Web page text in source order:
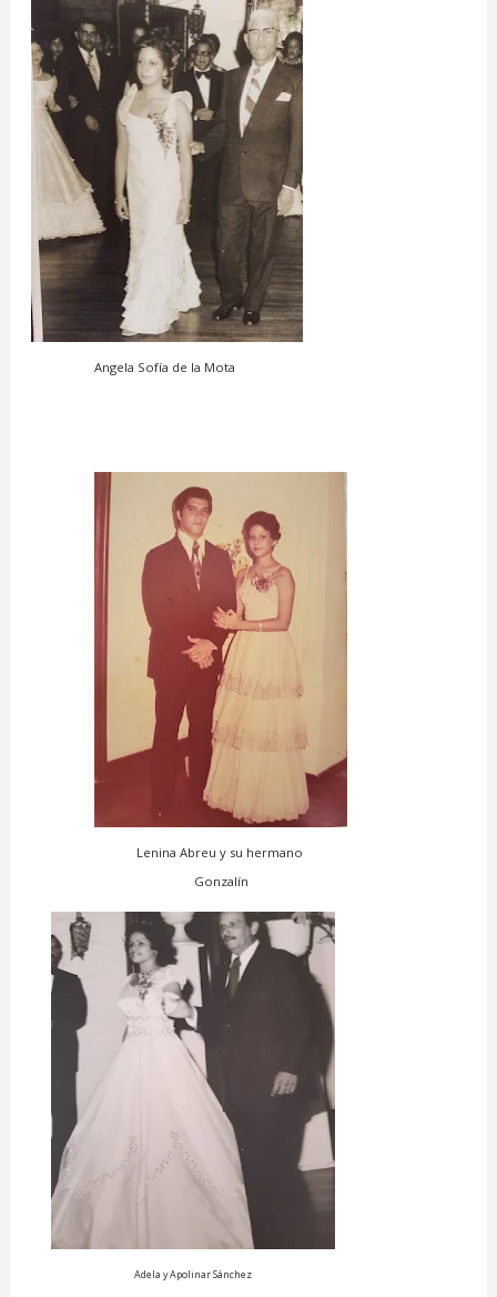
Angela Sofía de la Mota
Lenina Abreu y su hermano
Gonzalín
Adela y Apolinar Sánchez